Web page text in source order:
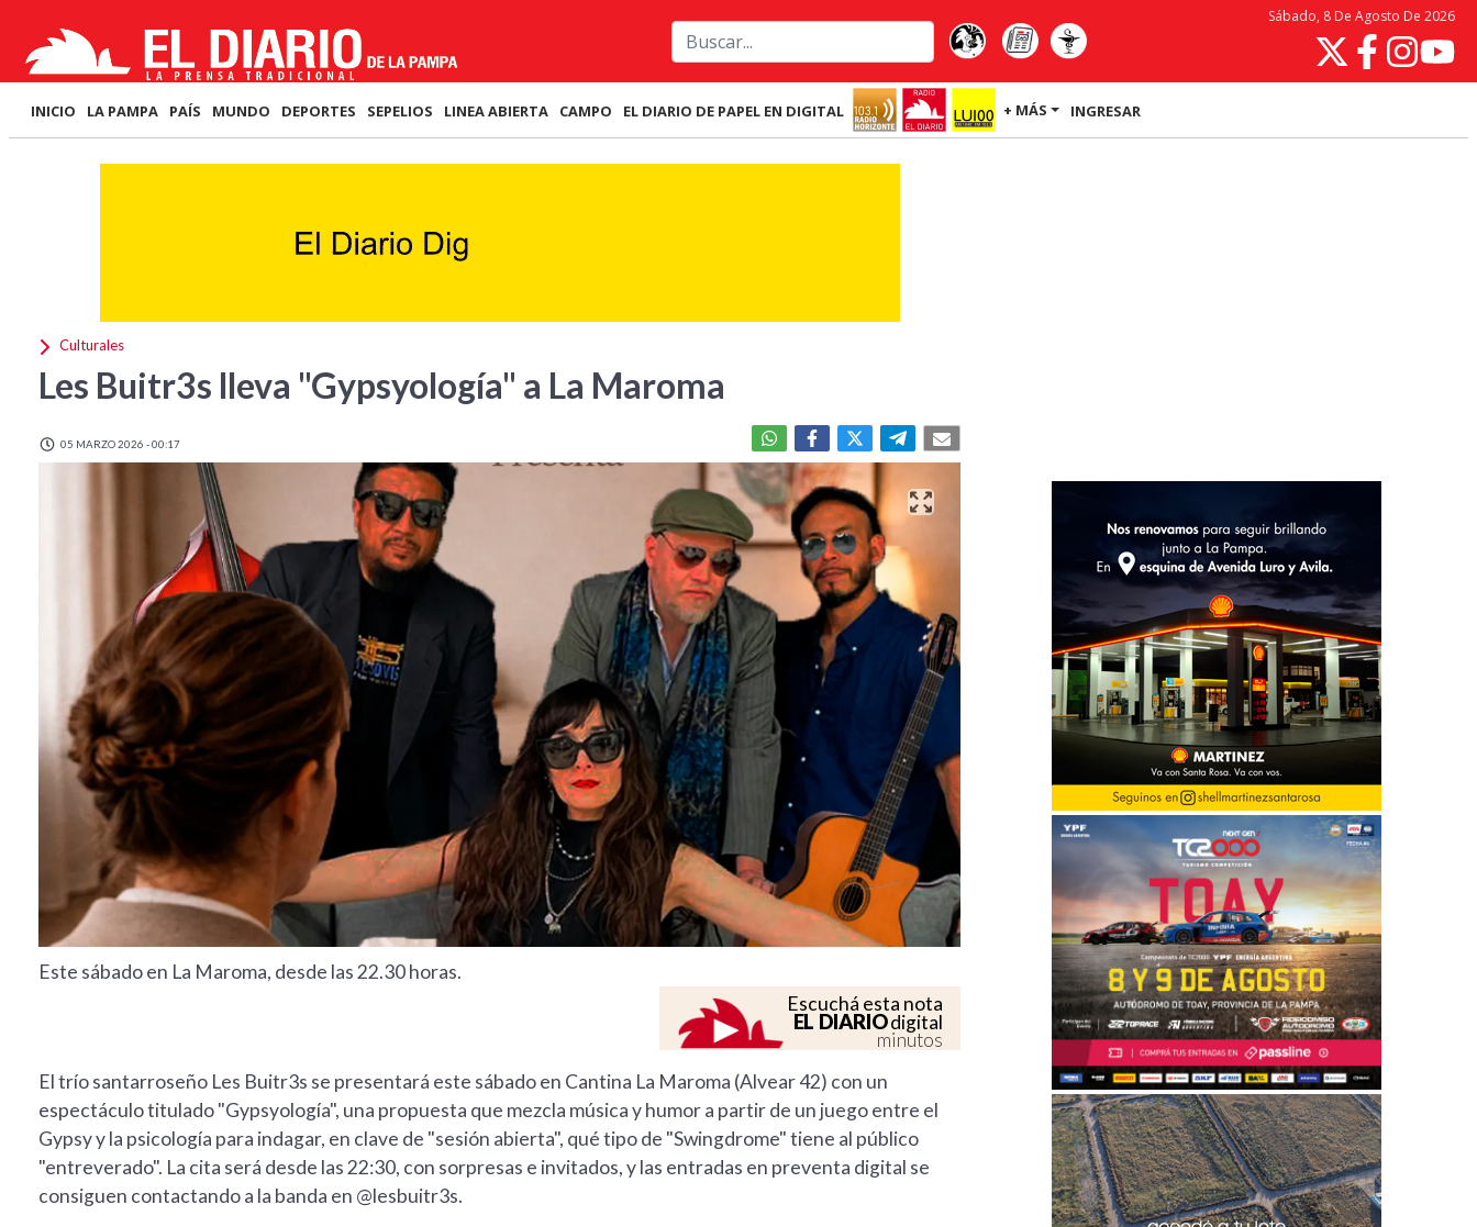
Sábado, 8 De Agosto De 2026
INICIO LA PAMPA PAÍS MUNDO DEPORTES SEPELIOS LINEA ABIERTA CAMPO EL DIARIO DE PAPEL EN DIGITAL + MÁS INGRESAR
Culturales
Les Buitr3s lleva "Gypsyología" a La Maroma
05 MARZO 2026 - 00:17
Este sábado en La Maroma, desde las 22.30 horas.
Escuchá esta nota
EL DIARIOdigital
minutos
El trío santarroseño Les Buitr3s se presentará este sábado en Cantina La Maroma (Alvear 42) con un
espectáculo titulado "Gypsyología", una propuesta que mezcla música y humor a partir de un juego entre el
Gypsy y la psicología para indagar, en clave de "sesión abierta", qué tipo de "Swingdrome" tiene al público
"entreverado". La cita será desde las 22:30, con sorpresas e invitados, y las entradas en preventa digital se
consiguen contactando a la banda en @lesbuitr3s.